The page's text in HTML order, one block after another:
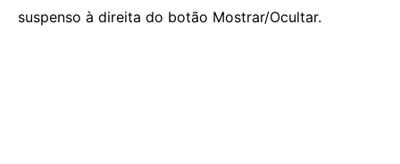
suspenso à direita do botão Mostrar/Ocultar.